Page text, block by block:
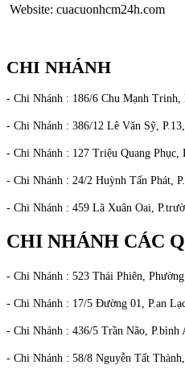
Website: cuacuonhcm24h.com
CHI NHÁNH
- Chi Nhánh : 186/6 Chu Mạnh Trinh,
- Chi Nhánh : 386/12 Lê Văn Sỹ,
- Chi Nhánh : 127 Triệu Quang Phục,
- Chi Nhánh : 24/2 Huỳnh Tấn Phát,
- Chi Nhánh : 459 Lã Xuân Oai,
CHI NHÁNH CÁC
- Chi Nhánh : 523 Thái Phiên, Phường
- Chi Nhánh : 17/5 Đường 01, P.an
- Chi Nhánh : 436/5 Trần Não,
- Chi Nhánh : 58/8 Nguyễn Tất